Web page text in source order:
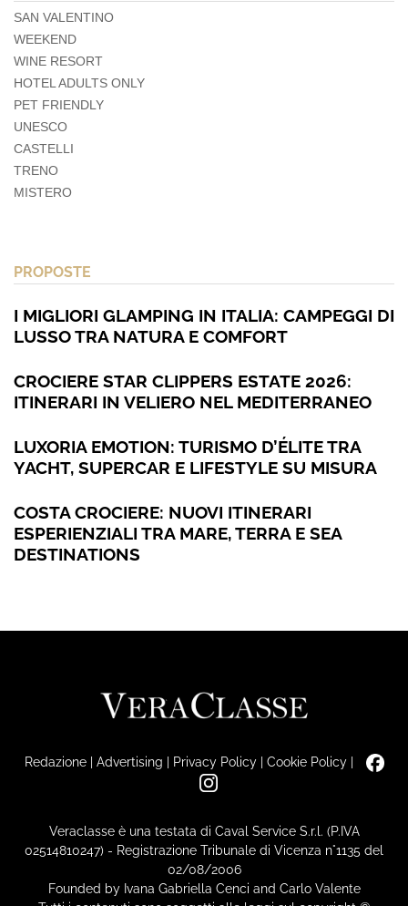
SAN VALENTINO
WEEKEND
WINE RESORT
HOTEL ADULTS ONLY
PET FRIENDLY
UNESCO
CASTELLI
TRENO
MISTERO
PROPOSTE
I MIGLIORI GLAMPING IN ITALIA: CAMPEGGI DI
LUSSO TRA NATURA E COMFORT
CROCIERE STAR CLIPPERS ESTATE 2026:
ITINERARI IN VELIERO NEL MEDITERRANEO
LUXORIA EMOTION: TURISMO D’ÉLITE TRA
YACHT, SUPERCAR E LIFESTYLE SU MISURA
COSTA CROCIERE: NUOVI ITINERARI
ESPERIENZIALI TRA MARE, TERRA E SEA
DESTINATIONS
Redazione| Advertising | Privacy Policy| Cookie Policy|
Veraclasse è una testata di Caval Service S.r.l. (P.IVA
02514810247) - Registrazione Tribunale di Vicenza n°1135 del
02/08/2006
Founded by Ivana Gabriella Cenci and Carlo Valente